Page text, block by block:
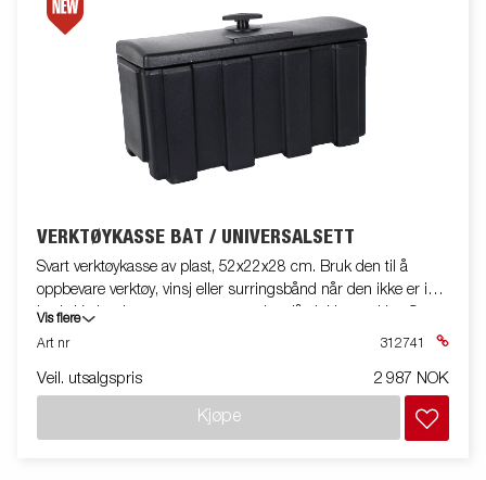
VERKTØYKASSE BÅT / UNIVERSALSETT
Svart verktøykasse av plast, 52x22x28 cm. Bruk den til å
oppbevare verktøy, vinsj eller surringsbånd når den ikke er i
bruk. Verktøykassen er utstyrt med en lås inkl. to nøkler. Settet
inkluderer brakett og monteringssett. Passer til båthengere og
Vis flere
Art nr
312741
Veil. utsalgspris 2 987 NOK
Kjøpe